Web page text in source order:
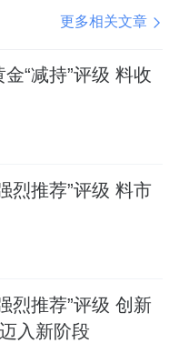
更多相关文章
“减持”评级 料收
烈推荐”评级 料市
烈推荐”评级 创新
入新阶段